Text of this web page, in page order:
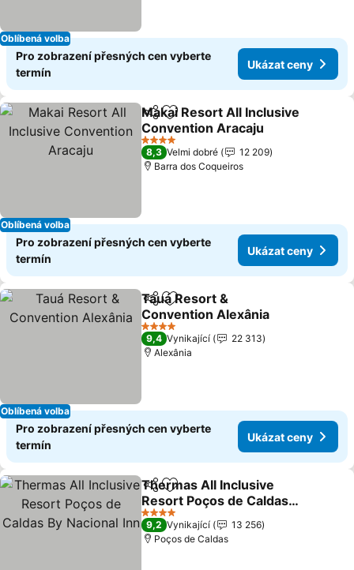
Oblíbená volba
Pro zobrazení přesných cen vyberte
termín
Ukázat ceny
Oblíbená volba
SdíletPřidat na seznam oblíbených
Makai Resort All Inclusive
Convention Aracaju
4 Počet hvězdiček
8,3 Velmi dobré
12 209
Barra dos Coqueiros
Pro zobrazení přesných cen vyberte
termín
Ukázat ceny
Oblíbená volba
SdíletPřidat na seznam oblíbených
Tauá Resort &
Convention Alexânia
4 Počet hvězdiček
9,4 Vynikající
22 313
Alexânia
Pro zobrazení přesných cen vyberte
termín
Ukázat ceny
SdíletPřidat na seznam oblíbených
Thermas All Inclusive
Resort Poços de Caldas
By Nacional Inn
4 Počet hvězdiček
9,2 Vynikající
13 256
Poços de Caldas